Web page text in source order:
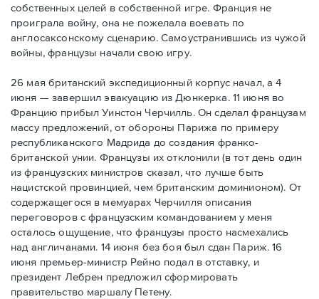
собственных целей в собственной игре. Франция не
проиграла войну, она не пожелала воевать по
англосаксонскому сценарию. Самоустранившись из чужой
войны, французы начали свою игру.
26 мая британский экспедиционный корпус начал, а 4
июня — завершил эвакуацию из Дюнкерка. 11 июня во
Францию прибыл Уинстон Черчилль. Он сделал французам
массу предложений, от обороны Парижа по примеру
республиканского Мадрида до создания франко-
британской унии. Французы их отклонили (в тот день один
из французских министров сказал, что лучше быть
нацистской провинцией, чем британским доминионом). От
содержащегося в мемуарах Черчилля описания
переговоров с французским командованием у меня
осталось ощущение, что французы просто насмехались
над англичанами. 14 июня без боя был сдан Париж. 16
июня премьер-министр Рейно подал в отставку, и
президент Лебрен предложил сформировать
правительство маршалу Петену.